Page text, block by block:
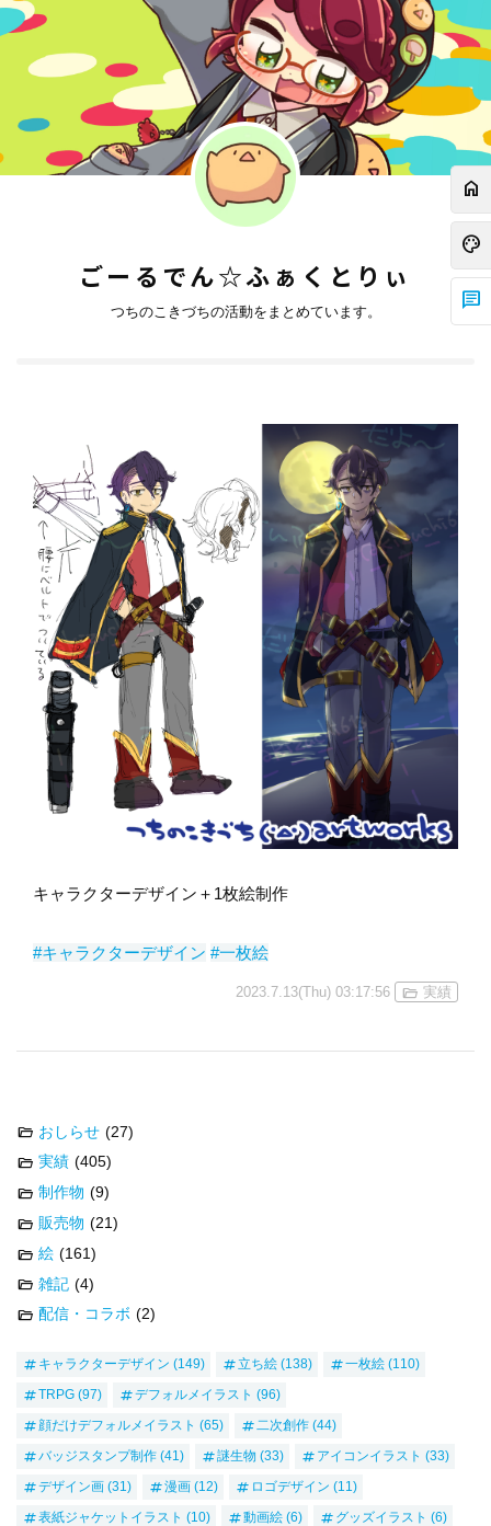
home
palette
chat
ごーるでん☆ふぁくとりぃ
つちのこきづちの活動をまとめています。
キャラクターデザイン＋1枚絵制作
#キャラクターデザイン #一枚絵
2023.7.13(Thu) 03:17:56 実績
おしらせ (27)
実績 (405)
制作物 (9)
販売物 (21)
絵 (161)
雑記 (4)
配信・コラボ (2)
キャラクターデザイン (149) 立ち絵 (138) 一枚絵 (110)
TRPG (97) デフォルメイラスト (96)
顔だけデフォルメイラスト (65) 二次創作 (44)
バッジスタンプ制作 (41) 謎生物 (33) アイコンイラスト (33)
デザイン画 (31) 漫画 (12) ロゴデザイン (11)
表紙ジャケットイラスト (10) 動画絵 (6) グッズイラスト (6)